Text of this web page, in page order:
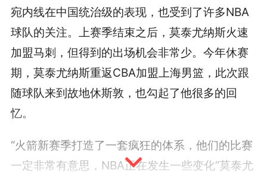
宛内线在中国统治级的表现，也受到了许多NBA
球队的关注。上赛季结束之后，莫泰尤纳斯火速
加盟马刺，但得到的出场机会非常少。今年休赛
期，莫泰尤纳斯重返CBA加盟上海男篮，此次跟
随球队来到故地休斯敦，也勾起了他很多的回
忆。
“火箭新赛季打造了一套疯狂的体系，他们的比赛
一定非常有意思，NBA正在发生一些变化”莫泰尤